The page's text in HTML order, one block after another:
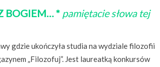
BOGIEM… * pamiętacie słowa tej
gdzie ukończyła studia na wydziale filozofii
„Filozofuj”. Jest laureatką konkursów